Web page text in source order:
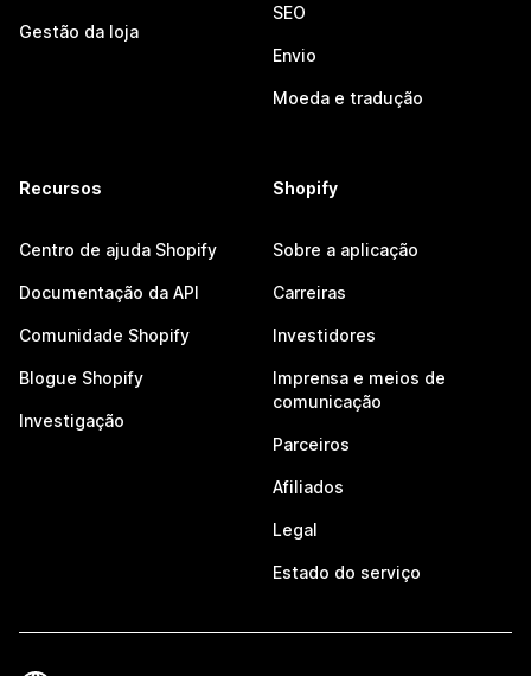
Gestão da loja
SEO
Envio
Moeda e tradução
Recursos
Centro de ajuda Shopify
Documentação da API
Comunidade Shopify
Blogue Shopify
Investigação
Shopify
Sobre a aplicação
Carreiras
Investidores
Imprensa e meios de
comunicação
Parceiros
Afiliados
Legal
Estado do serviço